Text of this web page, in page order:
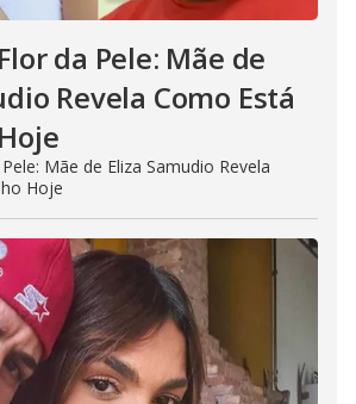
da Pele: Mãe de
Revela Como Está
Mãe de Eliza Samudio Revela
Hoje